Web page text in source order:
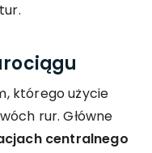
którego użycie
rur. Główne
centralnego